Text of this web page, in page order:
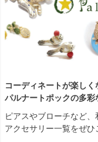
コーディネートが楽しく
パルナートポックの多彩
ピアスやブローチなど
アクセサリー一覧をぜひ